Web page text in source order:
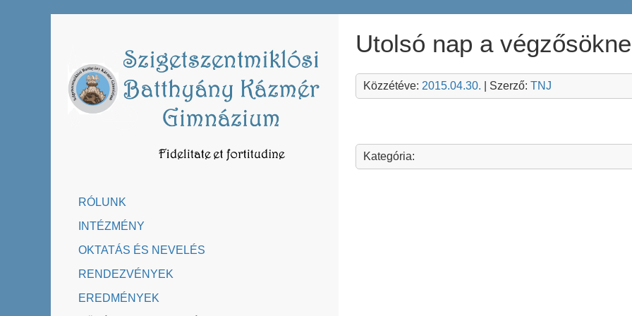
RÓLUNK
INTÉZMÉNY
OKTATÁS ÉS NEVELÉS
RENDEZVÉNYEK
EREDMÉNYEK
Utolsó nap a
Közzétéve: 2015.04.30. | Szerző: TNJ
Kategória: